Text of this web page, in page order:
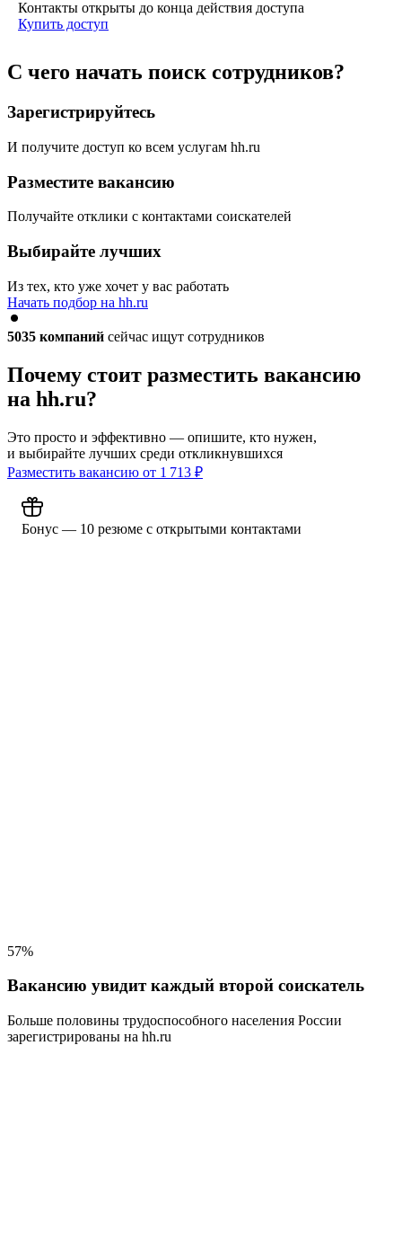
Контакты открыты до конца действия доступа
Купить доступ
С чего начать поиск сотрудников?
Зарегистрируйтесь
И получите доступ ко всем услугам hh.ru
Разместите вакансию
Получайте отклики с контактами соискателей
Выбирайте лучших
Из тех, кто уже хочет у вас работать
Начать подбор на hh.ru
5035 компаний сейчас ищут сотрудников
Почему стоит разместить вакансию
на hh.ru?
Это просто и эффективно — опишите, кто нужен,
и выбирайте лучших среди откликнувшихся
Разместить вакансию от 1 713 ₽
Бонус — 10 резюме с открытыми контактами
57%
Вакансию увидит каждый второй соискатель
Больше половины трудоспособного населения России
зарегистрированы на hh.ru